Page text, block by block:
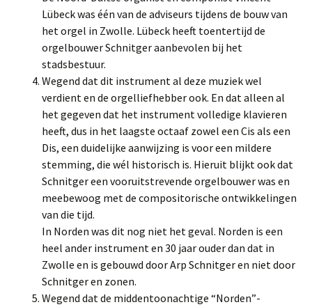
Lübeck was één van de adviseurs tijdens de bouw van
het orgel in Zwolle. Lübeck heeft toentertijd de
orgelbouwer Schnitger aanbevolen bij het
stadsbestuur.
Wegend dat dit instrument al deze muziek wel
verdient en de orgelliefhebber ook. En dat alleen al
het gegeven dat het instrument volledige klavieren
heeft, dus in het laagste octaaf zowel een Cis als een
Dis, een duidelijke aanwijzing is voor een mildere
stemming, die wél historisch is. Hieruit blijkt ook dat
Schnitger een vooruitstrevende orgelbouwer was en
meebewoog met de compositorische ontwikkelingen
van die tijd.
In Norden was dit nog niet het geval. Norden is een
heel ander instrument en 30 jaar ouder dan dat in
Zwolle en is gebouwd door Arp Schnitger en niet door
Schnitger en zonen.
Wegend dat de middentoonachtige “Norden”-